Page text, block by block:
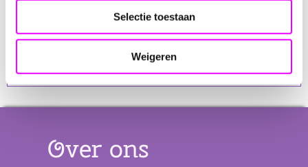
Selectie toestaan
Weigeren
Kleuren:Groen, geel en oranje (assorti geleverd)
Afmetingen:13 x 4,5 x 4 cm
Hoogwaardig en duurzaam kunststof
Over ons